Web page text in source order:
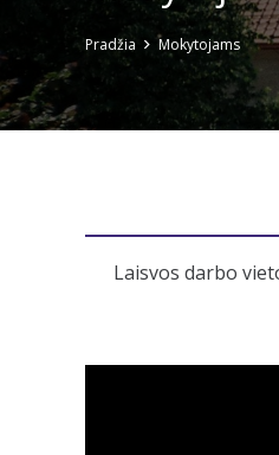
Pradžia Mokytojams
Laisvos darbo